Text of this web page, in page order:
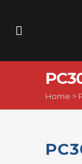
Home >